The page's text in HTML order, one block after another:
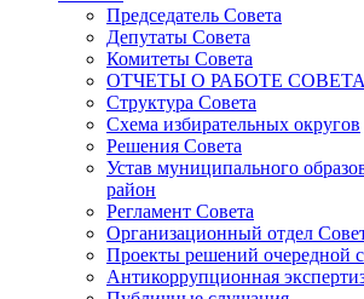
Председатель Совета
Депутаты Совета
Комитеты Совета
ОТЧЕТЫ О РАБОТЕ СОВЕТА
Структура Совета
Схема избирательных округов
Решения Совета
Устав муниципального
район
Регламент Совета
Организационный отдел
Проекты решений очередной
Антикоррупционная